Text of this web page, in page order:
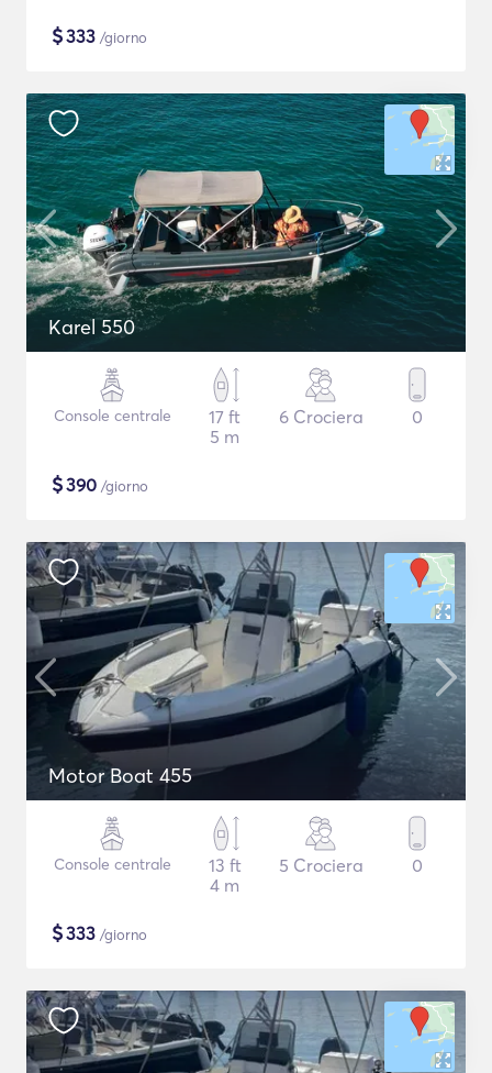
$333 /giorno
Karel 550
Console centrale
17 ft
5 m
6 Crociera 0
$390 /giorno
Motor Boat 455
Console centrale
13 ft
4 m
5 Crociera 0
$333 /giorno